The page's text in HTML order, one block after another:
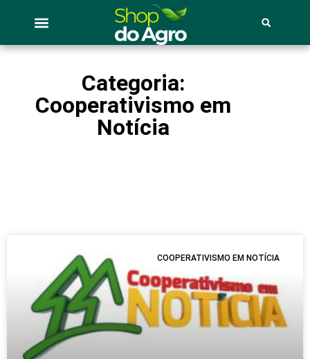
Categoria:
Cooperativismo em
Notícia
COOPERATIVISMO EM NOTÍCIA